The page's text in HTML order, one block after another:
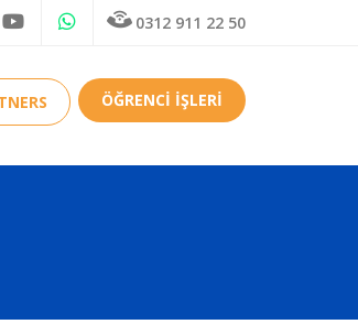
0312 911 22 50
ÖĞRENCİ İŞLERİ